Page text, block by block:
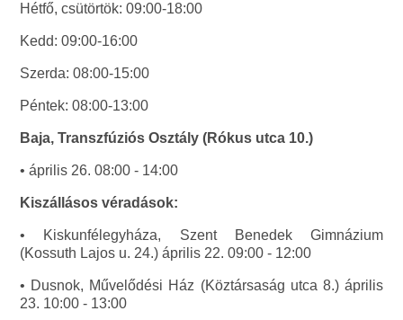
Hétfő, csütörtök: 09:00-18:00
Kedd: 09:00-16:00
Szerda: 08:00-15:00
Péntek: 08:00-13:00
Baja, Transzfúziós Osztály (Rókus utca 10.)
• április 26. 08:00 - 14:00
Kiszállásos véradások:
• Kiskunfélegyháza, Szent Benedek Gimnázium
(Kossuth Lajos u. 24.) április 22. 09:00 - 12:00
• Dusnok, Művelődési Ház (Köztársaság utca 8.) április
23. 10:00 - 13:00